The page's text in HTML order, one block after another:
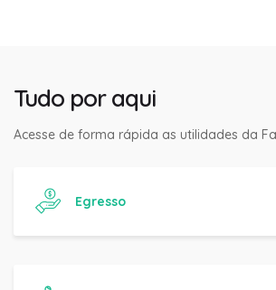
Tudo por aqui
Acesse de forma rápida as utilidades da
Egresso